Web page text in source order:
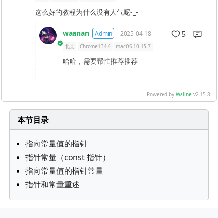
这么好的教程为什么没有人气呢-_-
waanan Admin 2025-04-18 5
北京 Chrome134.0 macOS 10.15.7
哈哈，需要帮忙推荐推荐
Powered by Waline v2.15.8
本节目录
指向常量值的指针
指针常量（const 指针）
指向常量值的指针常量
指针和常量重述